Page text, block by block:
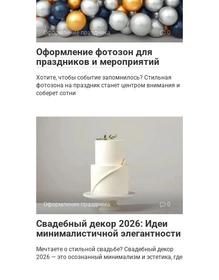
Оформление праздника 0
Оформление фотозон для
праздников и мероприятий
Хотите, чтобы событие запомнилось? Стильная
фотозона на праздник станет центром внимания и
соберет сотни
Оформление праздника 0
Свадебный декор 2026: Идеи
минималистичной элегантности
Мечтаете о стильной свадьбе? Свадебный декор
2026 — это осознанный минимализм и эстетика, где